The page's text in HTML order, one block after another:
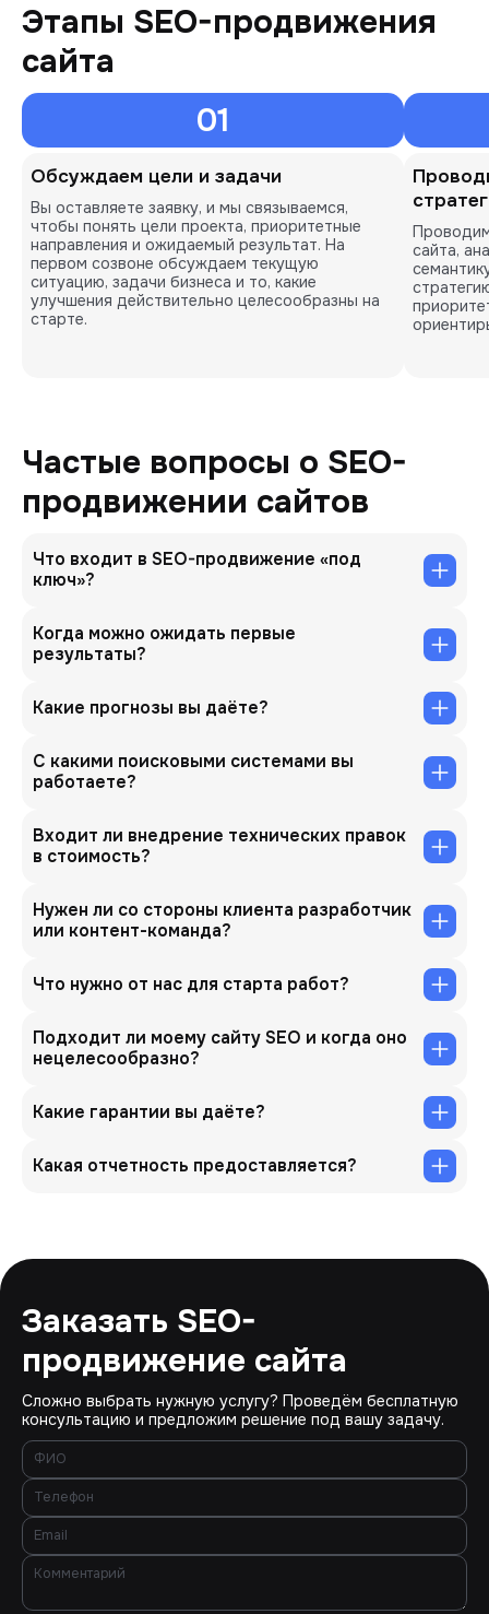
Этапы SEO-продвижения
сайта
01
Обсуждаем цели и задачи
Вы оставляете заявку, и мы связываемся,
чтобы понять цели проекта, приоритетные
направления и ожидаемый результат. На
первом созвоне обсуждаем текущую
ситуацию, задачи бизнеса и то, какие
улучшения действительно целесообразны на
старте.
сайта,
Частые вопросы о SEO-
продвижении сайтов
Что входит в SEO-продвижение «под
ключ»?
Когда можно ожидать первые
результаты?
Какие прогнозы вы даёте?
С какими поисковыми системами вы
работаете?
Входит ли внедрение технических правок
в стоимость?
Нужен ли со стороны клиента разработчик
или контент-команда?
Что нужно от нас для старта работ?
Подходит ли моему сайту SEO и когда оно
нецелесообразно?
Какие гарантии вы даёте?
Какая отчетность предоставляется?
Заказать SEO-
продвижение сайта
Сложно выбрать нужную услугу? Проведём бесплатную
консультацию и предложим решение под вашу задачу.